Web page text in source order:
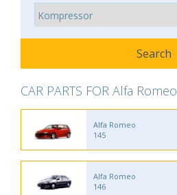
CAR PARTS FOR Alfa Romeo
Alfa Romeo
145
Alfa Romeo
146